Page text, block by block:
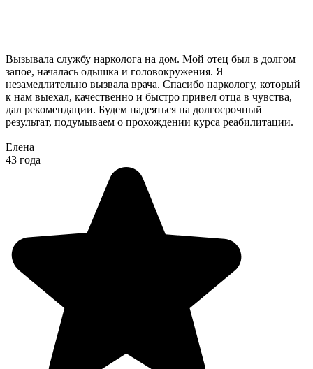
Вызывала службу нарколога на дом. Мой отец был в долгом
запое, началась одышка и головокружения. Я
незамедлительно вызвала врача. Спасибо наркологу, который
к нам выехал, качественно и быстро привел отца в чувства,
дал рекомендации. Будем надеяться на долгосрочный
результат, подумываем о прохождении курса реабилитации.
Елена
43 года